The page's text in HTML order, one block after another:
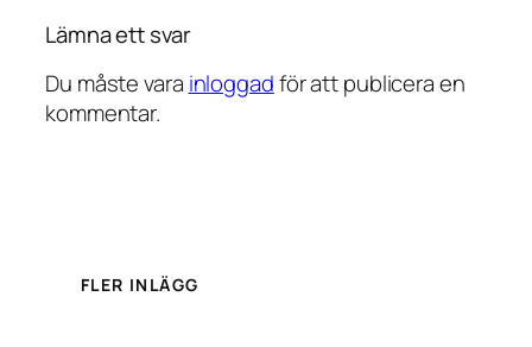
Lämna ett svar
Du måste vara inloggadför att publicera en
kommentar.
FLER INLÄGG